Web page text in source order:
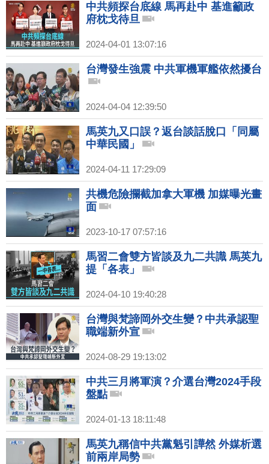
中共頻探台底線 馬再赴中 基進籲政
府枕戈待旦
2024-04-01 13:07:16
台灣發生強震 中共軍機軍艦依然擾台
2024-04-04 12:39:50
馬英九又口誤？返台談話脫口「同屬
中華民國」
2024-04-11 17:29:09
共機危險攔截加拿大軍機 加媒曝光畫
面
2023-10-17 07:57:16
馬習二會雙方皆談及九二共識 馬英九
提「各表」
2024-04-10 19:40:28
台灣與梵諦岡外交生變？中共承認聖
職端新外宣
2024-08-29 19:13:02
中共三月將軍演？介選台灣2024手段
盤點
2024-01-13 18:11:48
馬英九稱信中共黨魁引譁然 外媒析選
前兩岸局勢